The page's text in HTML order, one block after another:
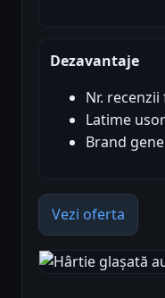
Dezavantaje
Nr.
Latime
Brand
Vezi oferta